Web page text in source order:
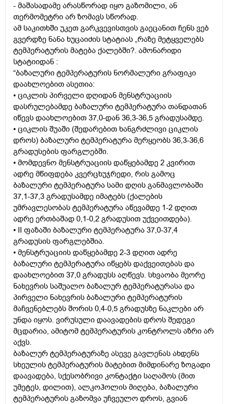
- მაშასადამე არასწორად იყო გაზომილი, ან
თერმომეტრი არ ზომავს სწორად.
ამ საკითხში უკეთ გარკვევისთვის გაეცანით ჩენს ვებ
გვერდზე ნანა ხუცაიძის სტატიას „რაზე მეტყველებს
ტემპერატურის მატება ქალებში?. ამონარიდი
სტატიიდან :
“ბაზალური ტემპერატურის ნორმალური გრაფიკი
დაახლოებით ასეთია:
• ციკლის პირველი დღიდან მენსტრუაციის
დასრულებამდე ბაზალური ტემპერატურა თანდათან
იწევს დაახლოებით 37,0-დან 36,3-36,5 გრადუსამდე.
• ციკლის შუაში (შედარებით ხანგრძლივი ციკლის
დროს) ბაზალური ტემპერატურა მერყეობს 36,3-36,6
გრადუსების ფარგლებში.
• მომდევნო მენსტრუაციის დაწყებამდე 2 კვირით
ადრე მწიფდება კვერცხუჯრედი, რის გამოც
ბაზალური ტემპერატურა სამი დღის განმავლობაში
37,1-37,3 გრადუსამდე იმატებს (ქალების
უმრავლესობას ტემპერატურა აწევამდე 1-2 დღით
ადრე ერთბაშად 0,1-0,2 გრადუსით უქვეითდება).
• II ფაზაში ბაზალური ტემპერატურა 37,0-37,4
გრადუსის ფარგლებშია.
• მენსტრუაციის დაწყებამდე 2-3 დღით ადრე
ბაზალური ტემპერატურა იწყებს დაქვეითებას და
დაახლოებით 37,0 გრადუსს აღწევს. სხვაობა მეორე
ნახევრის საშუალო ბაზალურ ტემპერატურასა და
პირველი ნახევრის ბაზალური ტემპერატურის
მაჩვენებლებს შორის 0,4-0,5 გრადუსზე ნაკლები არ
უნდა იყოს. ვირუსული დაავადების დროს შედეგი
მცდარია, ამიტომ ტემპერატურის კონტროლს აზრი არ
აქვს.
ბაზალურ ტემპერატურაზე ასევე გავლენას ახდენს
სხეულის ტემპერატურის მატებით მიმდინარე ზოგადი
დაავადება, სქესობრივი კონტაქტი საღამოს (მით
უმეტეს, დილით), ალკოჰოლის მიღება, ბაზალური
ტემპერატურის გაზომვა უჩვეულო დროს, გვიან